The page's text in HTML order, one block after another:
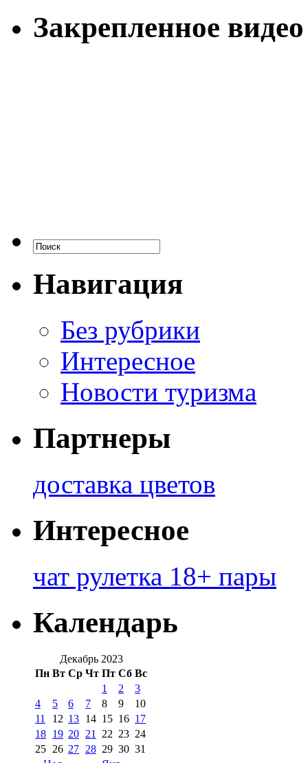
Закрепленное видео
Навигация
Без рубрики
Интересное
Новости туризма
Партнеры
доставка цветов
Интересное
чат рулетка 18+ пары
Календарь
Декабрь 2023
Пн Вт Ср Чт Пт Сб Вс
1 2
3
4
5 6 7 8 9
10
11
12 13 14 15 16 17
18 19 20 21 22 23 24
25 26 27 28 29 30 31